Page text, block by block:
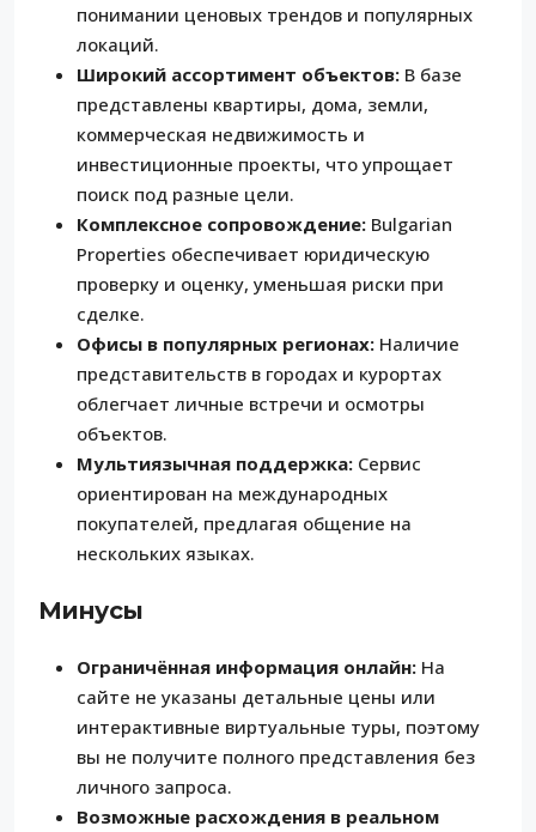
понимании ценовых трендов и популярных
локаций.
Широкий ассортимент объектов: В базе
представлены квартиры, дома, земли,
коммерческая недвижимость и
инвестиционные проекты, что упрощает
поиск под разные цели.
Комплексное сопровождение: Bulgarian
Properties обеспечивает юридическую
проверку и оценку, уменьшая риски при
сделке.
Офисы в популярных регионax: Наличие
представительств в городах и курортах
облегчает личные встречи и осмотры
объектов.
Мультиязычная поддержка: Сервис
ориентирован на международных
покупателей, предлагая общение на
нескольких языках.
Минусы
Ограничённая информация онлайн: На
сайте не указаны детальные цены или
интерактивные виртуальные туры, поэтому
вы не получите полного представления без
личного запроса.
Возможные расхождения в реальном